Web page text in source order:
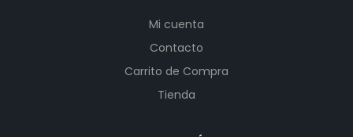
Mi cuenta
Contacto
Carrito de Compra
Tienda